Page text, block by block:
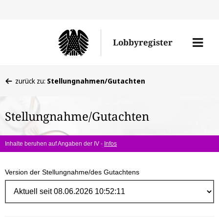
Lobbyregister
Menü
befinden
hier:
zurück zu: Stellungnahmen/Gutachten
Stellungnahme/Gutachten
Inhalte beruhen auf Angaben der IV - Infos
Version der Stellungnahme/des Gutachtens